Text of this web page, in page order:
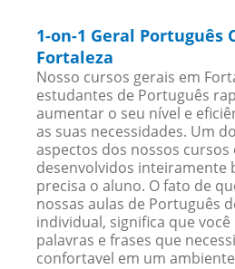
1-on-1 Geral Português
Fortaleza
Nosso cursos gerais em
estudantes de Português
aumentar o seu nível e
as suas necessidades. Um
aspectos dos nossos cursos
desenvolvidos inteiramente
precisa o aluno. O fato de
nossas aulas de Português
individual, significa que
palavras e frases que
confortavel em um